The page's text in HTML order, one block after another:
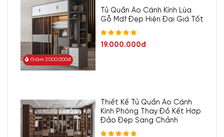
Giảm 3.000.000đ
Tủ Quần Áo Cánh Kính Lùa
Gỗ Mdf Đẹp Hiện Đại Giá Tốt
19.000.000đ
Thiết Kế Tủ Quần Áo Cánh
Kính Phòng Thay Đồ Kết Hợp
Đảo Đẹp Sang Chảnh